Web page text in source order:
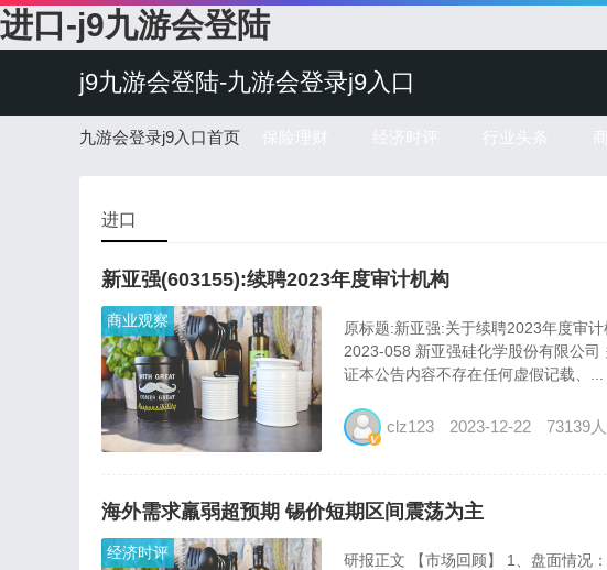
进口-j9九游会登陆
j9九游会登陆-九游会登录j9入口
九游会登录j9入口首页
进口
新亚强(603155):续聘2023年度审计机构
商业观察
原标题:新亚强:关于续聘2023年度审
2023-058 新亚强硅化学股份有限公
证本公告内容不存在任何虚假记载、...
clz123 2023-12-22 73139
海外需求羸弱超预期 锡价短期区间震荡为主
经济时评
研报正文 【市场回顾】 1、盘面情况